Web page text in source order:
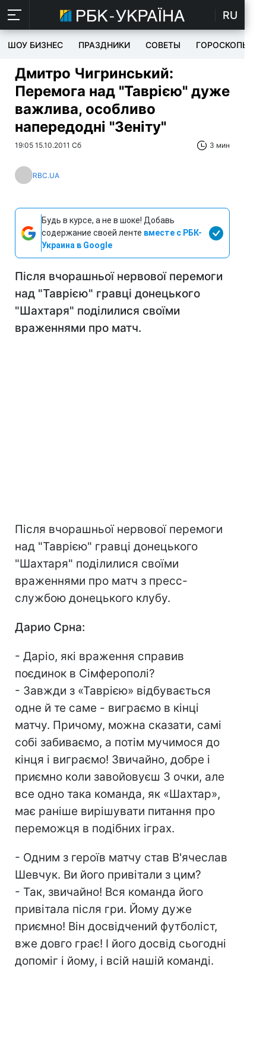
RU
ШОУ БИЗНЕС ПРАЗДНИКИ СОВЕТЫ ГОРОСКОПЫ
Дмитро Чигринський:
Перемога над "Таврією" дуже
важлива, особливо
напередодні "Зеніту"
19:05 15.10.2011 Сб 3 мин
RBC.UA
Будь в курсе, а не в шоке! Добавь
содержание своей ленте вместе с РБК-
Украина в Google
Після вчорашньої нервової перемоги
над "Таврією" гравці донецького
"Шахтаря" поділилися своїми
враженнями про матч.
Після вчорашньої нервової перемоги
над "Таврією" гравці донецького
"Шахтаря" поділилися своїми
враженнями про матч з пресс-
службою донецького клубу.
Дарио Срна:
- Даріо, які враження справив
поєдинок в Сімферополі?
- Завжди з «Таврією» відбувається
одне й те саме - виграємо в кінці
матчу. Причому, можна сказати, самі
собі забиваємо, а потім мучимося до
кінця і виграємо! Звичайно, добре і
приємно коли завойовуєш 3 очки, але
все одно така команда, як «Шахтар»,
має раніше вирішувати питання про
переможця в подібних іграх.
- Одним з героїв матчу став В'ячеслав
Шевчук. Ви його привітали з цим?
- Так, звичайно! Вся команда його
привітала після гри. Йому дуже
приємно! Він досвідчений футболіст,
вже довго грає! І його досвід сьогодні
допоміг і йому, і всій нашій команді.